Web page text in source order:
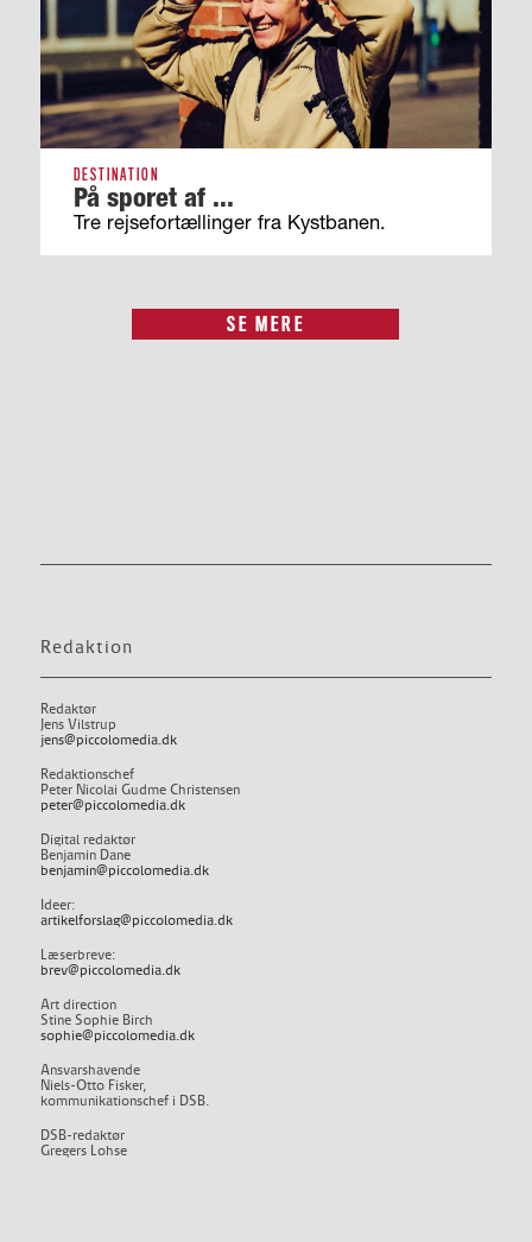
DESTINATION
På sporet af ...
Tre rejsefortællinger fra Kystbanen.
SE MERE
Redaktion
Redaktør
Jens Vilstrup
jens@piccolomedia.dk
Redaktionschef
Peter Nicolai Gudme Christensen
peter@piccolomedia.dk
Digital redaktør
Benjamin Dane
benjamin@piccolomedia.dk
Ideer:
artikelforslag@piccolomedia.dk
Læserbreve:
brev@piccolomedia.dk
Art direction
Stine Sophie Birch
sophie@piccolomedia.dk
Ansvarshavende
Niels-Otto Fisker,
kommunikationschef i DSB.
DSB-redaktør
Gregers Lohse